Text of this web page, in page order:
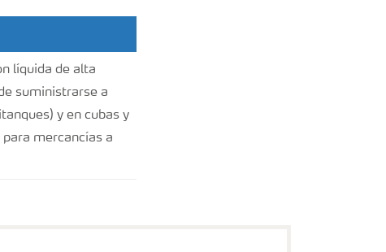
líquida de alta
suministrarse a
y en cubas y
mercancías a